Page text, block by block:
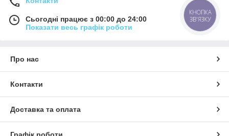
Сьогодні працює з 00:00 до 24:00
Показати весь графік роботи
Про нас
Контакти
Доставка та оплата
КНОПКА
ЗВ'ЯЗКУ